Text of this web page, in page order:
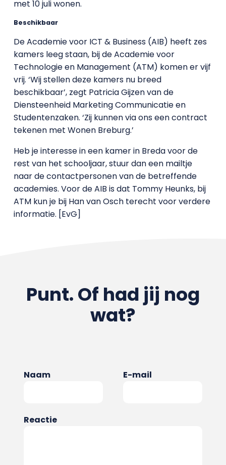
met 10 juli wonen.
Beschikbaar
De Academie voor ICT & Business (AIB) heeft zes
kamers leeg staan, bij de Academie voor
Technologie en Management (ATM) komen er vijf
vrij. ‘Wij stellen deze kamers nu breed
beschikbaar’, zegt Patricia Gijzen van de
Diensteenheid Marketing Communicatie en
Studentenzaken. ‘Zij kunnen via ons een contract
tekenen met Wonen Breburg.’
Heb je interesse in een kamer in Breda voor de
rest van het schooljaar, stuur dan een mailtje
naar de contactpersonen van de betreffende
academies. Voor de AIB is dat Tommy Heunks, bij
ATM kun je bij Han van Osch terecht voor verdere
informatie. [EvG]
Punt. Of had jij nog
wat?
Naam E-mail
Reactie